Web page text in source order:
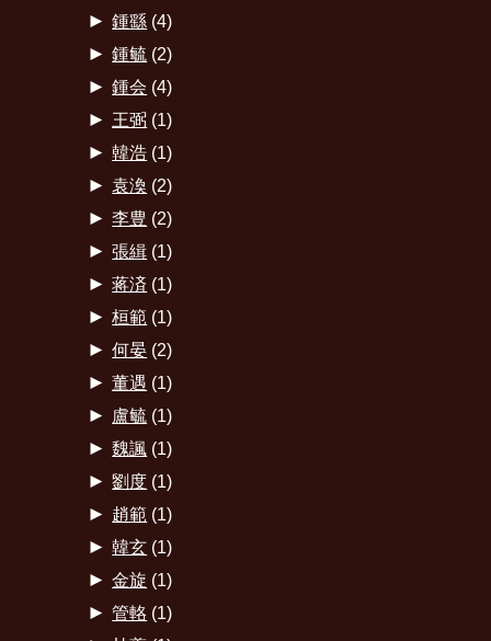
► 鍾繇 (4)
► 鍾毓 (2)
► 鍾会 (4)
► 王弼 (1)
► 韓浩 (1)
► 袁渙 (2)
► 李豊 (2)
► 張緝 (1)
► 蒋済 (1)
► 桓範 (1)
► 何晏 (2)
► 董遇 (1)
► 盧毓 (1)
► 魏諷 (1)
► 劉度 (1)
► 趙範 (1)
► 韓玄 (1)
► 金旋 (1)
► 管輅 (1)